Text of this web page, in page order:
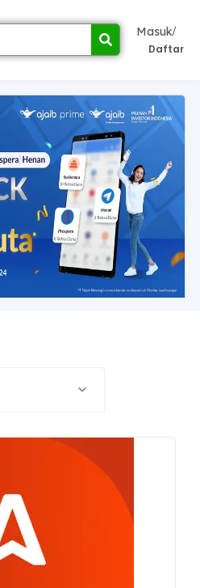
Masuk/
Daftar